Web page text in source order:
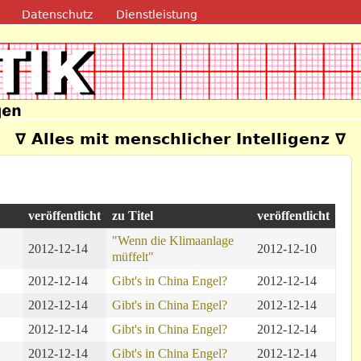
Direkt zum Inhalt
Datenschutz Dienstleistung
∇ Alles mit menschlicher Intelligenz ∇
veröffentlicht zu Titel veröffentlicht
2012-12-14
"Wenn die Klimaanlage
müffelt"
2012-12-10
2012-12-14 Gibt's in China Engel?
2012-12-14
2012-12-14
Gibt's in China Engel?
2012-12-14
2012-12-14
Gibt's in China Engel?
2012-12-14
2012-12-14
Gibt's in China Engel? 2012-12-14